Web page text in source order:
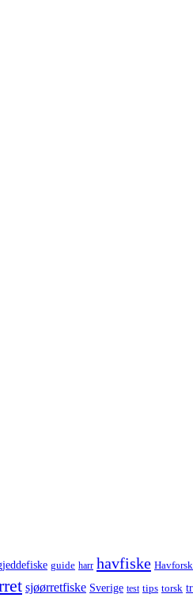
guide harr havfiske
sjøørretfiske Sverige test tips torsk